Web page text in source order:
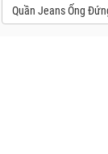
Quần Jeans Ống